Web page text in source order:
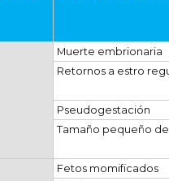
Muerte embrionaria
Retornos a estro
Pseudogestación
Tamaño pequeño
Fetos momificados